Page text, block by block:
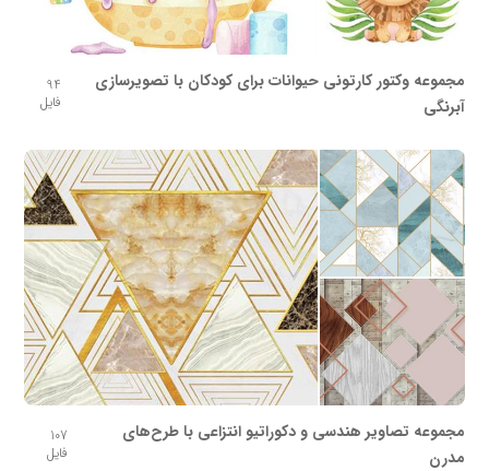
مجموعه وکتور کارتونی حیوانات برای کودکان با تصویرسازی
آبرنگی
94
فایل
مجموعه تصاویر هندسی و دکوراتیو انتزاعی با طرح‌های
مدرن
107
فایل